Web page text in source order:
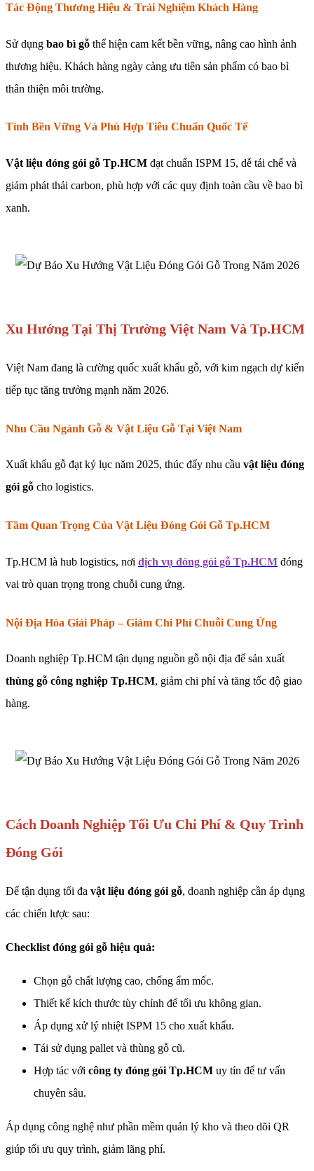
Tác Động Thương Hiệu & Trải Nghiệm Khách Hàng
Sử dụng bao bì gỗ thể hiện cam kết bền vững, nâng cao hình ảnh
thương hiệu. Khách hàng ngày càng ưu tiên sản phẩm có bao bì
thân thiện môi trường.
Tính Bền Vững Và Phù Hợp Tiêu Chuẩn Quốc Tế
Vật liệu đóng gói gỗ Tp.HCM đạt chuẩn ISPM 15, dễ tái chế và
giảm phát thải carbon, phù hợp với các quy định toàn cầu về bao bì
xanh.
Xu Hướng Tại Thị Trường Việt Nam Và Tp.HCM
Việt Nam đang là cường quốc xuất khẩu gỗ, với kim ngạch dự kiến
tiếp tục tăng trưởng mạnh năm 2026.
Nhu Cầu Ngành Gỗ & Vật Liệu Gỗ Tại Việt Nam
Xuất khẩu gỗ đạt kỷ lục năm 2025, thúc đẩy nhu cầu vật liệu đóng
gói gỗ cho logistics.
Tầm Quan Trọng Của Vật Liệu Đóng Gói Gỗ Tp.HCM
Tp.HCM là hub logistics, nơi dịch vụ đóng gói gỗ Tp.HCM đóng
vai trò quan trọng trong chuỗi cung ứng.
Nội Địa Hóa Giải Pháp – Giảm Chi Phí Chuỗi Cung Ứng
Doanh nghiệp Tp.HCM tận dụng nguồn gỗ nội địa để sản xuất
thùng gỗ công nghiệp Tp.HCM, giảm chi phí và tăng tốc độ giao
hàng.
Cách Doanh Nghiệp Tối Ưu Chi Phí & Quy Trình
Đóng Gói
Để tận dụng tối đa vật liệu đóng gói gỗ, doanh nghiệp cần áp dụng
các chiến lược sau:
Checklist đóng gói gỗ hiệu quả:
Chọn gỗ chất lượng cao, chống ẩm mốc.
Thiết kế kích thước tùy chỉnh để tối ưu không gian.
Áp dụng xử lý nhiệt ISPM 15 cho xuất khẩu.
Tái sử dụng pallet và thùng gỗ cũ.
Hợp tác với công ty đóng gói Tp.HCM uy tín để tư vấn
chuyên sâu.
Áp dụng công nghệ như phần mềm quản lý kho và theo dõi QR
giúp tối ưu quy trình, giảm lãng phí.